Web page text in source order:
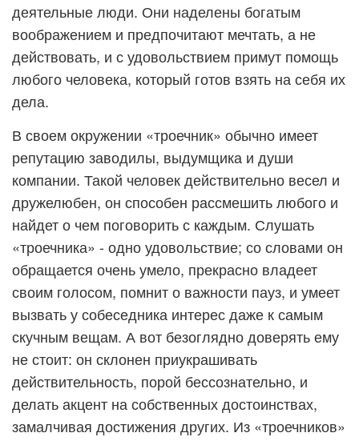
деятельные люди. Они наделены богатым
воображением и предпочитают мечтать, а не
действовать, и с удовольствием примут помощь
любого человека, который готов взять на себя их
дела.
В своем окружении «троечник» обычно имеет
репутацию заводилы, выдумщика и души
компании. Такой человек действительно весел и
дружелюбен, он способен рассмешить любого и
найдет о чем поговорить с каждым. Слушать
«троечника» - одно удовольствие; со словами он
обращается очень умело, прекрасно владеет
своим голосом, помнит о важности пауз, и умеет
вызвать у собеседника интерес даже к самым
скучным вещам. А вот безоглядно доверять ему
не стоит: он склонен приукрашивать
действительность, порой бессознательно, и
делать акцент на собственных достоинствах,
замалчивая достижения других. Из «троечников»